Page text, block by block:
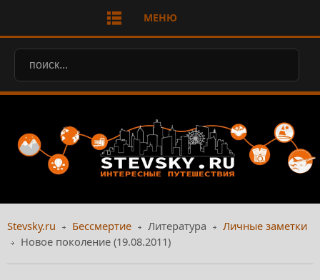
МЕНЮ
Stevsky.ru Бессмертие Литература
Личные заметки
Новое поколение (19.08.2011)